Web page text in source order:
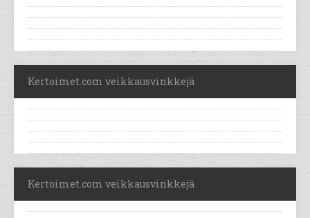
Kertoimet.com veikkausvinkkejä
Kertoimet.com veikkausvinkkejä